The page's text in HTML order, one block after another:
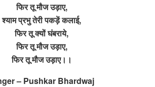
फिर तू मौज उड़ाए,
श्याम प्रभु तेरी पकड़ें कलाई,
फिर तू क्यों घंबराये,
फिर तू मौज उड़ाए,
फिर तू मौज उड़ाए।।
– Pushkar Bhardwaj